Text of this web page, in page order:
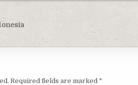
Required fields are marked *